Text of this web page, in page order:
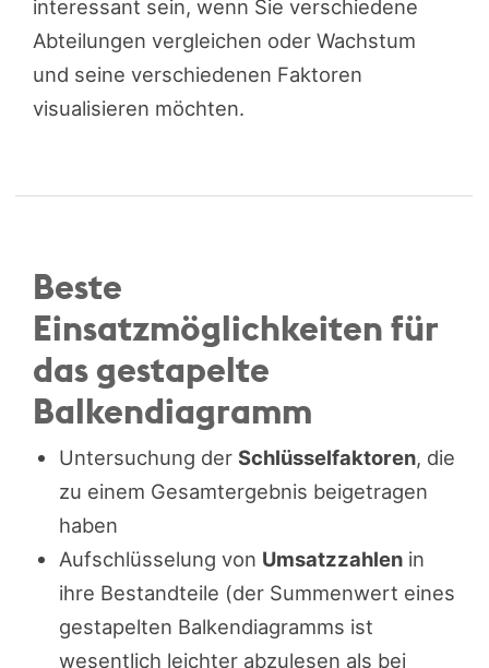
interessant sein, wenn Sie verschiedene
Abteilungen vergleichen oder Wachstum
und seine verschiedenen Faktoren
visualisieren möchten.
Beste
Einsatzmöglichkeiten für
das gestapelte
Balkendiagramm
Untersuchung der Schlüsselfaktoren, die
zu einem Gesamtergebnis beigetragen
haben
Aufschlüsselung von Umsatzzahlen in
ihre Bestandteile (der Summenwert eines
gestapelten Balkendiagramms ist
wesentlich leichter abzulesen als bei